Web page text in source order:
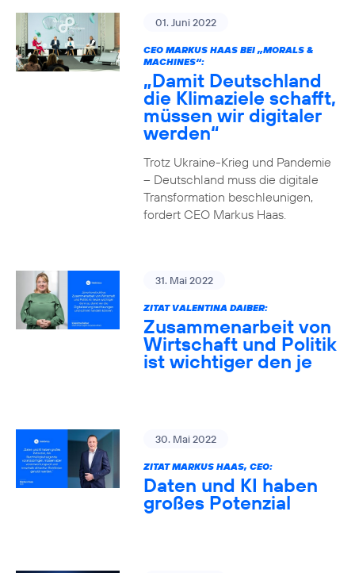
01. Juni 2022
CEO MARKUS HAAS BEI „MORALS &
MACHINES“:
„Damit Deutschland
die Klimaziele schafft,
müssen wir digitaler
werden“
Trotz Ukraine-Krieg und Pandemie
– Deutschland muss die digitale
Transformation beschleunigen,
fordert CEO Markus Haas.
31. Mai 2022
ZITAT VALENTINA DAIBER:
Zusammenarbeit von
Wirtschaft und Politik
ist wichtiger den je
30. Mai 2022
ZITAT MARKUS HAAS, CEO:
Daten und KI haben
großes Potenzial